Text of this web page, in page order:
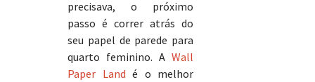
precisava, o próximo
passo é correr atrás do
seu papel de parede para
quarto feminino. AWall
Paper Land é o melhor